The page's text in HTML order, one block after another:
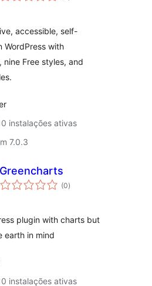
accessible, self-
WordPress with
nine Free styles, and
instalações ativas
7.0.3
Greencharts
(0avaliações
totais
)
plugin with charts but
earth in mind
instalações ativas